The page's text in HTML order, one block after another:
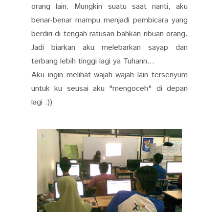
orang lain. Mungkin suatu saat nanti, aku
benar-benar mampu menjadi pembicara yang
berdiri di tengah ratusan bahkan ribuan orang.
Jadi biarkan aku melebarkan sayap dan
terbang lebih tinggi lagi ya Tuhann...
Aku ingin melihat wajah-wajah lain tersenyum
untuk ku seusai aku "mengoceh" di depan
lagi :))